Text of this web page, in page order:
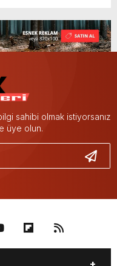
sahibi olmak istiyorsanız
üye olun.